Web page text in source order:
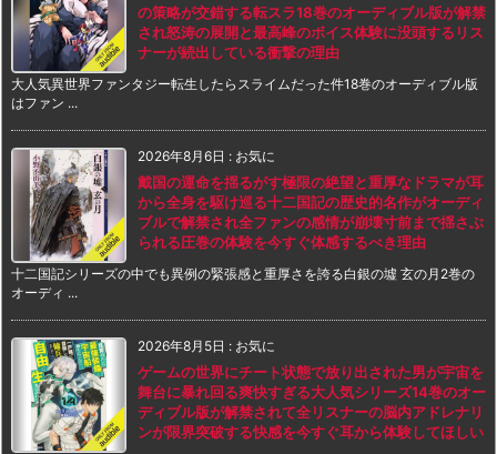
の策略が交錯する転スラ18巻のオーディブル版が解禁
され怒涛の展開と最高峰のボイス体験に没頭するリス
ナーが続出している衝撃の理由
大人気異世界ファンタジー転生したらスライムだった件18巻のオーディブル版
はファン ...
2026年8月6日 : お気に
戴国の運命を揺るがす極限の絶望と重厚なドラマが耳
から全身を駆け巡る十二国記の歴史的名作がオーディ
ブルで解禁され全ファンの感情が崩壊寸前まで揺さぶ
られる圧巻の体験を今すぐ体感するべき理由
十二国記シリーズの中でも異例の緊張感と重厚さを誇る白銀の墟 玄の月2巻の
オーディ ...
2026年8月5日 : お気に
ゲームの世界にチート状態で放り出された男が宇宙を
舞台に暴れ回る爽快すぎる大人気シリーズ14巻のオー
ディブル版が解禁されて全リスナーの脳内アドレナリ
ンが限界突破する快感を今すぐ耳から体験してほしい